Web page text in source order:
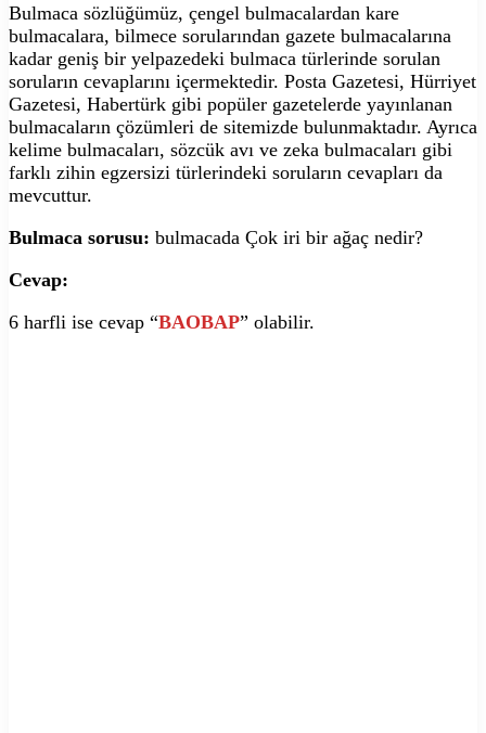
Bulmaca sözlüğümüz, çengel bulmacalardan kare
bulmacalara, bilmece sorularından gazete bulmacalarına
kadar geniş bir yelpazedeki bulmaca türlerinde sorulan
soruların cevaplarını içermektedir. Posta Gazetesi, Hürriyet
Gazetesi, Habertürk gibi popüler gazetelerde yayınlanan
bulmacaların çözümleri de sitemizde bulunmaktadır. Ayrıca
kelime bulmacaları, sözcük avı ve zeka bulmacaları gibi
farklı zihin egzersizi türlerindeki soruların cevapları da
mevcuttur.
Bulmaca sorusu: bulmacada Çok iri bir ağaç nedir?
Cevap:
6 harfli ise cevap “BAOBAP” olabilir.